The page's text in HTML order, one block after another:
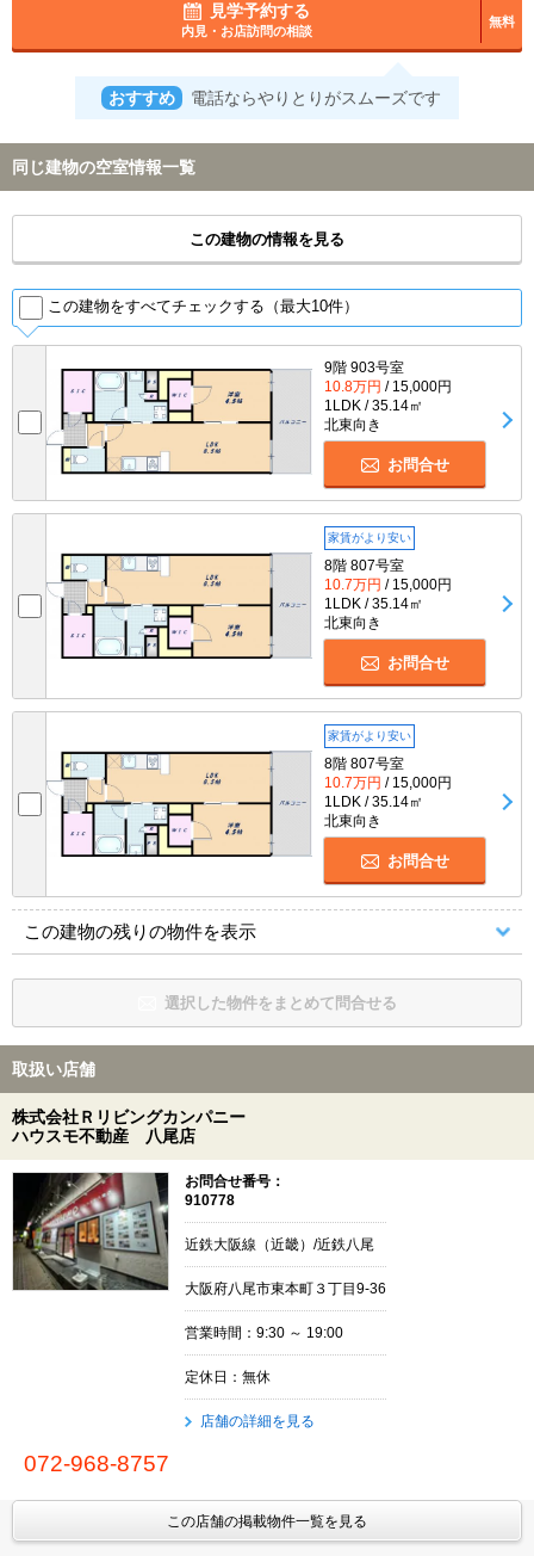
見学予約する
内見・お店訪問の相談
無料
おすすめ 電話ならやりとりがスムーズです
同じ建物の空室情報一覧
この建物の情報を見る
この建物をすべてチェックする（最大10件）
9階 903号室
10.8万円 / 15,000円
1LDK / 35.14㎡
北東向き
お問合せ
家賃がより安い
8階 807号室
10.7万円 / 15,000円
1LDK / 35.14㎡
北東向き
お問合せ
家賃がより安い
8階 807号室
10.7万円 / 15,000円
1LDK / 35.14㎡
北東向き
お問合せ
この建物の残りの物件を表示
選択した物件をまとめて問合せる
取扱い店舗
株式会社Ｒリビングカンパニー
ハウスモ不動産 八尾店
お問合せ番号：
910778
近鉄大阪線（近畿）/近鉄八尾
大阪府八尾市東本町３丁目9-36
営業時間：9:30 ～ 19:00
定休日：無休
店舗の詳細を見る
072-968-8757
この店舗の掲載物件一覧を見る